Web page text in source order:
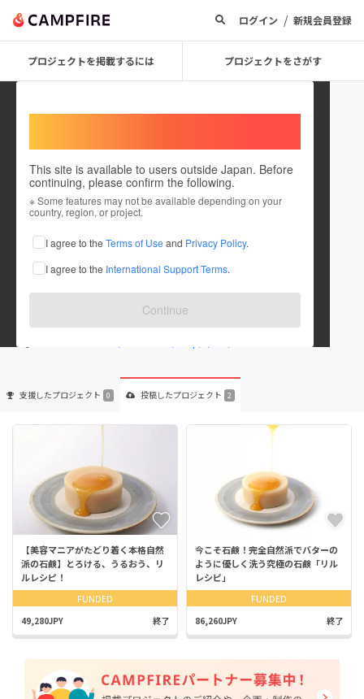
ログイン / 新規会員登録
プロジェクトを掲載するには プロジェクトをさがす
This site is available to users outside Japan. Before
continuing, please confirm the following.
※ Some features may not be available depending on your
country, region, or project.
I agree to the Terms of Use and Privacy Policy.
I agree to the International Support Terms.
Continue
cosme shop ROSEMARY
これまでに2件のプロジェクトを投稿しています
在住国：日本 現在地：東京都
出身国：日本 出身地：東京都
支援したプロジェクト 0 投稿したプロジェクト 2
【美容マニアがたどり着く本格自然
派の石鹸】とろける、うるおう、リ
ルレシピ！
FUNDED
49,280JPY 終了
今こそ石鹸！完全自然派でバターの
ように優しく洗う究極の石鹸「リル
レシピ」
FUNDED
86,260JPY 終了